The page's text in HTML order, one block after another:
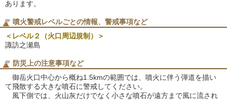
あります。
噴火警戒レベルごとの情報、警戒事項など
＜レベル２（火口周辺規制）＞
諏訪之瀬島
防災上の注意事項など
御岳火口中心から概ね1.5kmの範囲では、噴火に伴う弾道を描い
て飛散する大きな噴石に警戒してください。
風下側では、火山灰だけでなく小さな噴石が遠方まで風に流され